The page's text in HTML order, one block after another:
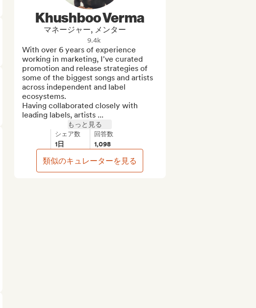
Khushboo Verma
マネージャー, メンター
9.4k
With over 6 years of experience
working in marketing, I've curated
promotion and release strategies of
some of the biggest songs and artists
across independent and label
ecosystems.
Having collaborated closely with
leading labels, artists ...
もっと見る
シェア数
1日
回答数
1,098
類似のキュレーターを見る